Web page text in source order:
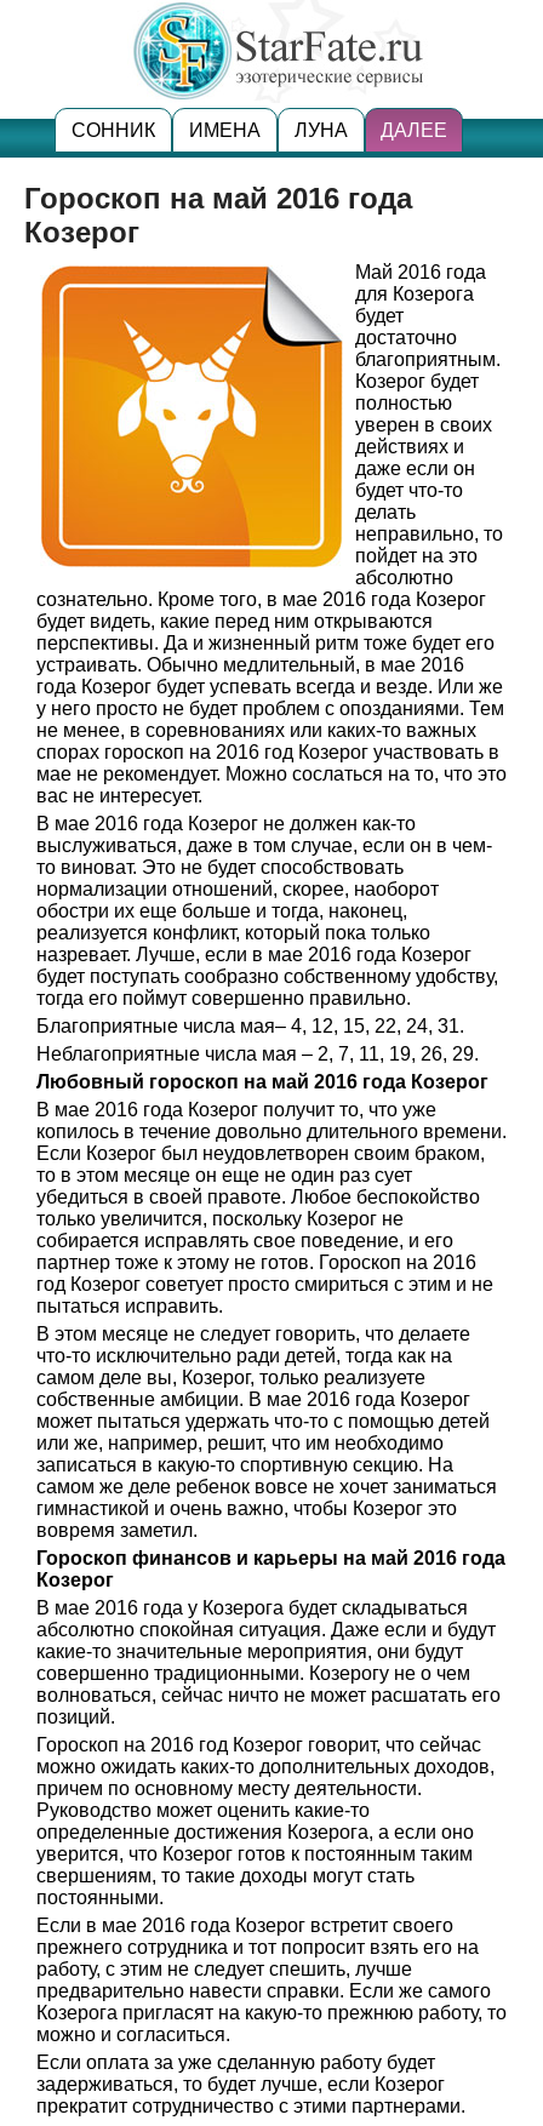
СОННИК ИМЕНА ЛУНА ДАЛЕЕ
Гороскоп на май 2016 года
Козерог
Май 2016 года
для Козерога
будет
достаточно
благоприятным.
Козерог будет
полностью
уверен в своих
действиях и
даже если он
будет что-то
делать
неправильно, то
пойдет на это
абсолютно
сознательно. Кроме того, в мае 2016 года Козерог
будет видеть, какие перед ним открываются
перспективы. Да и жизненный ритм тоже будет его
устраивать. Обычно медлительный, в мае 2016
года Козерог будет успевать всегда и везде. Или же
у него просто не будет проблем с опозданиями. Тем
не менее, в соревнованиях или каких-то важных
спорах гороскоп на 2016 год Козерог участвовать в
мае не рекомендует. Можно сослаться на то, что это
вас не интересует.
В мае 2016 года Козерог не должен как-то
выслуживаться, даже в том случае, если он в чем-
то виноват. Это не будет способствовать
нормализации отношений, скорее, наоборот
обостри их еще больше и тогда, наконец,
реализуется конфликт, который пока только
назревает. Лучше, если в мае 2016 года Козерог
будет поступать сообразно собственному удобству,
тогда его поймут совершенно правильно.
Благоприятные числа мая– 4, 12, 15, 22, 24, 31.
Неблагоприятные числа мая – 2, 7, 11, 19, 26, 29.
Любовный гороскоп на май 2016 года Козерог
В мае 2016 года Козерог получит то, что уже
копилось в течение довольно длительного времени.
Если Козерог был неудовлетворен своим браком,
то в этом месяце он еще не один раз сует
убедиться в своей правоте. Любое беспокойство
только увеличится, поскольку Козерог не
собирается исправлять свое поведение, и его
партнер тоже к этому не готов. Гороскоп на 2016
год Козерог советует просто смириться с этим и не
пытаться исправить.
В этом месяце не следует говорить, что делаете
что-то исключительно ради детей, тогда как на
самом деле вы, Козерог, только реализуете
собственные амбиции. В мае 2016 года Козерог
может пытаться удержать что-то с помощью детей
или же, например, решит, что им необходимо
записаться в какую-то спортивную секцию. На
самом же деле ребенок вовсе не хочет заниматься
гимнастикой и очень важно, чтобы Козерог это
вовремя заметил.
Гороскоп финансов и карьеры на май 2016 года
Козерог
В мае 2016 года у Козерога будет складываться
абсолютно спокойная ситуация. Даже если и будут
какие-то значительные мероприятия, они будут
совершенно традиционными. Козерогу не о чем
волноваться, сейчас ничто не может расшатать его
позиций.
Гороскоп на 2016 год Козерог говорит, что сейчас
можно ожидать каких-то дополнительных доходов,
причем по основному месту деятельности.
Руководство может оценить какие-то
определенные достижения Козерога, а если оно
уверится, что Козерог готов к постоянным таким
свершениям, то такие доходы могут стать
постоянными.
Если в мае 2016 года Козерог встретит своего
прежнего сотрудника и тот попросит взять его на
работу, с этим не следует спешить, лучше
предварительно навести справки. Если же самого
Козерога пригласят на какую-то прежнюю работу, то
можно и согласиться.
Если оплата за уже сделанную работу будет
задерживаться, то будет лучше, если Козерог
прекратит сотрудничество с этими партнерами.